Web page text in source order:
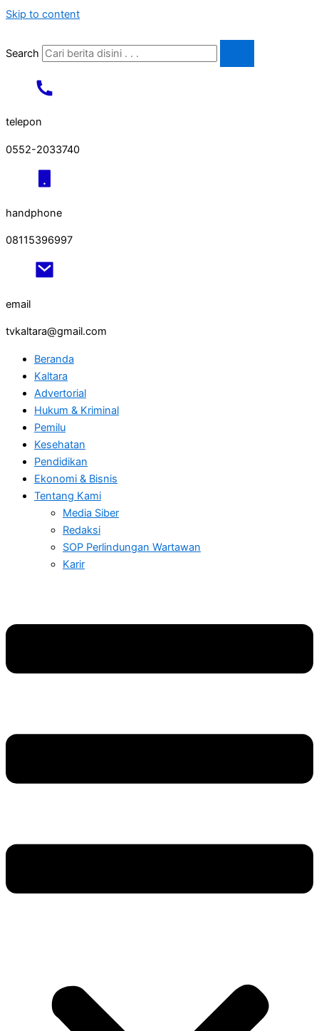
Skip to content
Search
telepon
0552-2033740
handphone
08115396997
email
tvkaltara@gmail.com
Beranda
Kaltara
Advertorial
Hukum & Kriminal
Pemilu
Kesehatan
Pendidikan
Ekonomi & Bisnis
Tentang Kami
Media Siber
Redaksi
SOP Perlindungan Wartawan
Karir